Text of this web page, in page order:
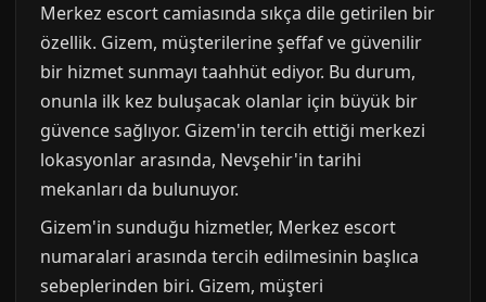
Merkez escort camiasında sıkça dile getirilen bir
özellik. Gizem, müşterilerine şeffaf ve güvenilir
bir hizmet sunmayı taahhüt ediyor. Bu durum,
onunla ilk kez buluşacak olanlar için büyük bir
güvence sağlıyor. Gizem'in tercih ettiği merkezi
lokasyonlar arasında, Nevşehir'in tarihi
mekanları da bulunuyor.
Gizem'in sunduğu hizmetler, Merkez escort
numaralari arasında tercih edilmesinin başlıca
sebeplerinden biri. Gizem, müşteri